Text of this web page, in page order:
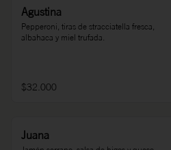
Agustina
Pepperoni, tiras de stracciatella fresca,
albahaca y miel trufada.
$32.000
Juana